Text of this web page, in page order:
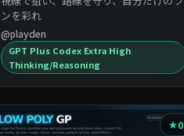
ンを彩れ
@playden
GPT Plus Codex Extra High
Thinking/Reasoning
0